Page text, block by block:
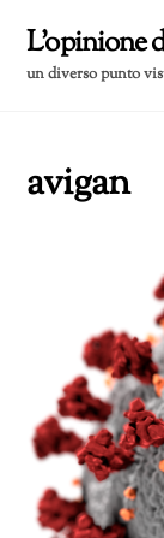
content
L'opinione
un diverso punto
avigan